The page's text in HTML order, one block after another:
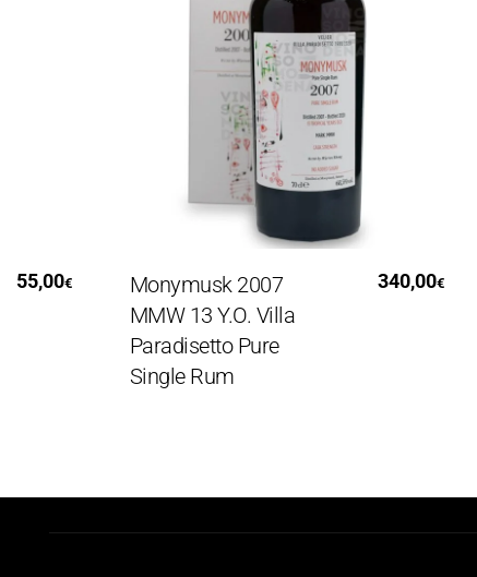
€
Monymusk 2007
MMW 13 Y.O. Villa
Paradisetto Pure
Single Rum
340,00€